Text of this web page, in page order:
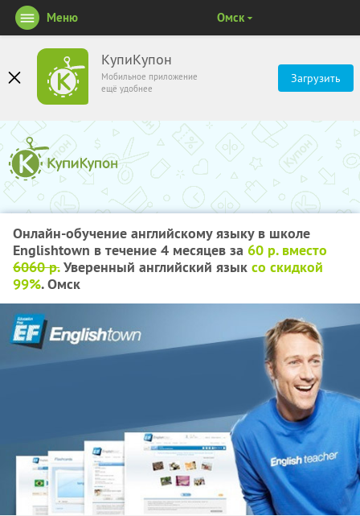
КупиКупон
Мобильное приложение
ещё удобнее
Загрузить
Меню Омск
Онлайн-обучение английскому языку в школе
Englishtown в течение 4 месяцев за 60 р. вместо
6060 р.Уверенный английский язык со скидкой
99%. Омск